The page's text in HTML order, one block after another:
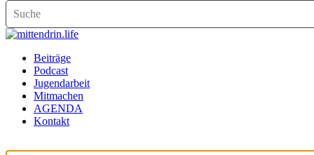
Beiträge
Podcast
Jugendarbeit
Mitmachen
AGENDA
Kontakt